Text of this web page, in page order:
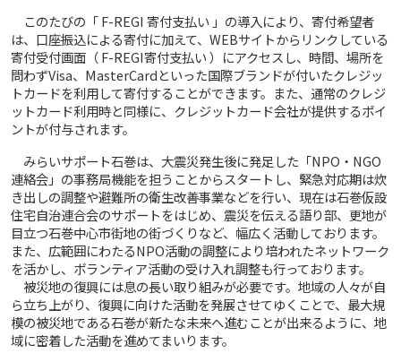
このたびの「 F-REGI 寄付支払い 」の導入により、寄付希望者
は、口座振込による寄付に加えて、WEBサイトからリンクしている
寄付受付画面（ F-REGI寄付支払い ）にアクセスし、時間、場所を
問わずVisa、MasterCardといった国際ブランドが付いたクレジッ
トカードを利用して寄付することができます。また、通常のクレジ
ットカード利用時と同様に、クレジットカード会社が提供するポイ
ントが付与されます。
みらいサポート石巻は、大震災発生後に発足した「NPO・NGO
連絡会」の事務局機能を担うことからスタートし、緊急対応期は炊
き出しの調整や避難所の衛生改善事業などを行い、現在は石巻仮設
住宅自治連合会のサポートをはじめ、震災を伝える語り部、更地が
目立つ石巻中心市街地の街づくりなど、幅広く活動しております。
また、広範囲にわたるNPO活動の調整により培われたネットワーク
を活かし、ボランティア活動の受け入れ調整も行っております。
被災地の復興には息の長い取り組みが必要です。地域の人々が自
ら立ち上がり、復興に向けた活動を発展させてゆくことで、最大規
模の被災地である石巻が新たな未来へ進むことが出来るように、地
域に密着した活動を進めてまいります。